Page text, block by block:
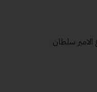
الامير سلطان